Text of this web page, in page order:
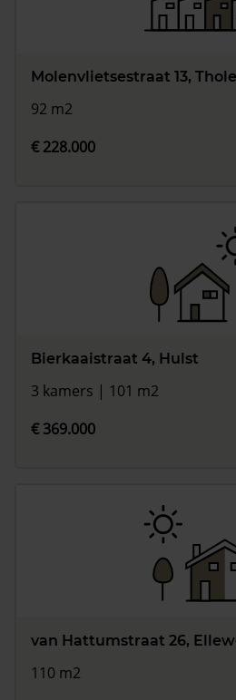
Molenvlietsestraat 13,
92 m2
€ 228.000
Bierkaaistraat 4, Hulst
3 kamers | 101 m2
€ 369.000
van Hattumstraat 26,
110 m2